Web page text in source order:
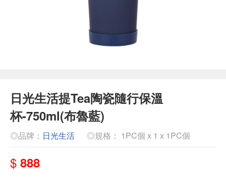
日光生活提Tea陶瓷隨行保溫
杯-750ml(布魯藍)
◎品牌： 日光生活 ◎規格： 1PC個 x 1 x 1PC個
$ 888